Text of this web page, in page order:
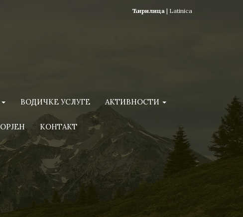
Ћирилица | Latinica
ВОДИЧКЕ УСЛУГЕ АКТИВНОСТИ
ОРЈЕН КОНТАКТ